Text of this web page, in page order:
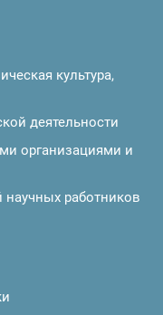
культура,
деятельности
организациями и
работников